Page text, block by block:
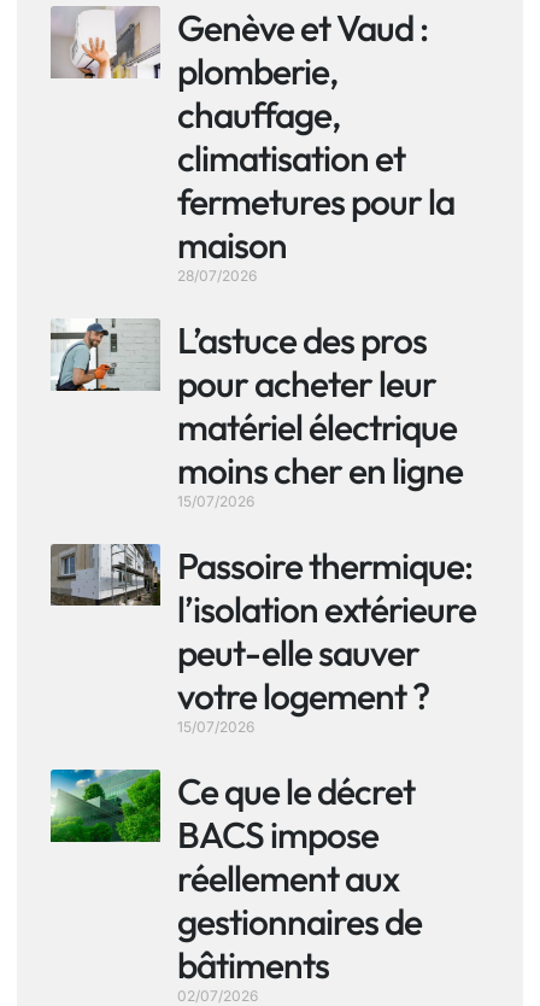
Genève et Vaud :
plomberie,
chauffage,
climatisation et
fermetures pour la
maison
28/07/2026
L’astuce des pros
pour acheter leur
matériel électrique
moins cher en ligne
15/07/2026
Passoire thermique:
l’isolation extérieure
peut-elle sauver
votre logement ?
15/07/2026
Ce que le décret
BACS impose
réellement aux
gestionnaires de
bâtiments
02/07/2026